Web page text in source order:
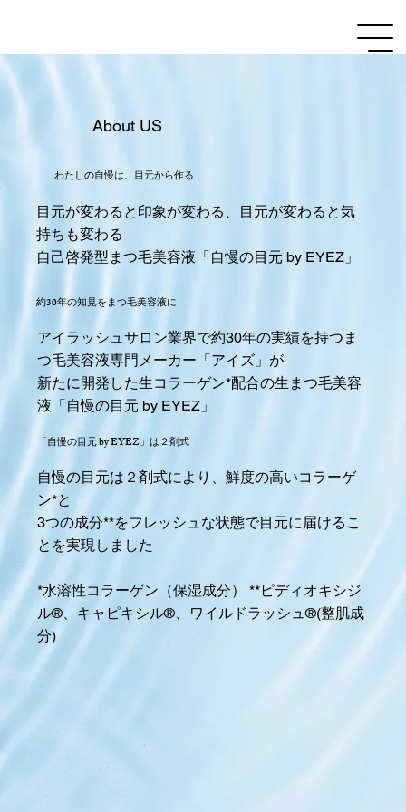
About US
わたしの自慢は、目元から作る
目元が変わると印象が変わる、目元が変わると気
持ちも変わる
自己啓発型まつ毛美容液「自慢の目元 by EYEZ」
​約30年の知見をまつ毛美容液に
アイラッシュサロン業界で約30年の実績を持つま
つ毛美容液専門メーカー「アイズ」が
新たに開発した生コラーゲン*配合の生まつ毛美容
液「自慢の目元 by EYEZ」
「自慢の目元 by EYEZ」は２剤式
自慢の目元は２剤式により、鮮度の高いコラーゲ
ン*と
3つの成分**をフレッシュな状態で目元に届けるこ
とを実現しました
*水溶性コラーゲン（保湿成分） **ピディオキシジ
ル®、キャピキシル®、ワイルドラッシュ®(整肌成
分)